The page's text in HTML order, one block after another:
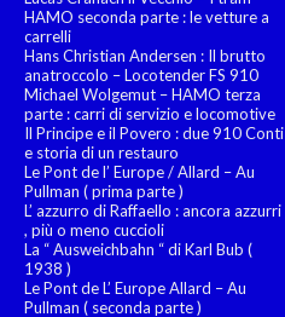
HAMO seconda parte : le vetture a
carrelli
Hans Christian Andersen : Il brutto
anatroccolo – Locotender FS 910
Michael Wolgemut – HAMO terza
parte : carri di servizio e locomotive
Il Principe e il Povero : due 910 Conti
e storia di un restauro
Le Pont de l’ Europe / Allard – Au
Pullman ( prima parte )
L’ azzurro di Raffaello : ancora azzurri
, più o meno cuccioli
La “ Ausweichbahn “ di Karl Bub (
1938 )
Le Pont de L’ Europe Allard – Au
Pullman ( seconda parte )